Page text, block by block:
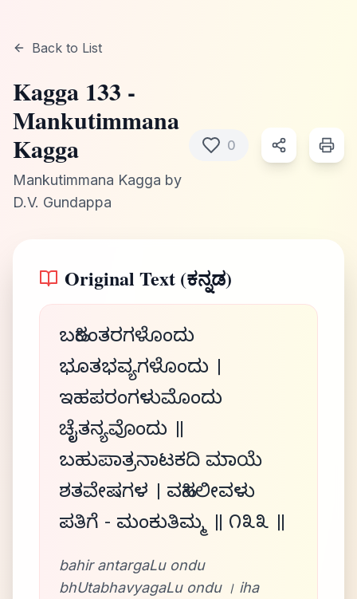
Back to List
Kagga 133 -
Mankutimmana
Kagga
Mankutimmana Kagga by
D.V. Gundappa
0
Original Text (ಕನ್ನಡ)
ಬಹಿರಂತರಗಳೊಂದು
ಭೂತಭವ್ಯಗಳೊಂದು ।
ಇಹಪರಂಗಳುಮೊಂದು
ಚೈತನ್ಯವೊಂದು ॥
ಬಹುಪಾತ್ರನಾಟಕದಿ ಮಾಯೆ
ಶತವೇಷಗಳ । ವಹಿಸಲೀವಳು
ಪತಿಗೆ - ಮಂಕುತಿಮ್ಮ ॥ ೧೩೩ ॥
bahir antargaLu ondu
bhUtabhavyagaLu ondu । iha